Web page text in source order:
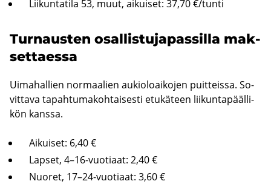
Lii­kun­ta­ti­la 53, muut, ai­kui­set: 37,70 €/tunti
Tur­naus­ten osal­lis­tu­ja­pas­sil­la mak­
set­taes­sa
Ui­ma­hal­lien nor­maa­lien au­kio­loai­ko­jen puit­teis­sa. So­
vit­ta­va ta­pah­tu­ma­koh­tai­ses­ti etu­kä­teen lii­kun­ta­pääl­li­
kön kans­sa.
Ai­kui­set: 6,40 €
Lap­set, 4–16-​vuotiaat: 2,40 €
Nuo­ret, 17–24-​vuotiaat: 3,60 €